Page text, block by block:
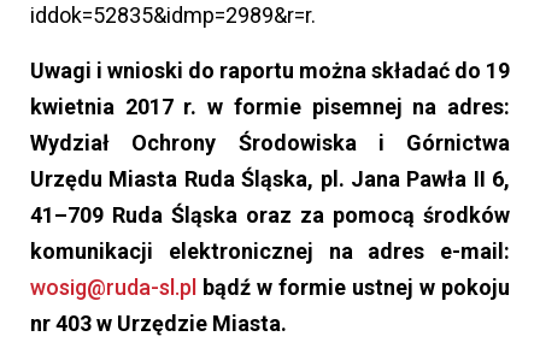
iddok=52835&idmp=2989&r=r.
Uwagi i wnioski do raportu można składać do 19
kwietnia 2017 r. w formie pisemnej na adres:
Wydział Ochrony Środowiska i Górnictwa
Urzędu Miasta Ruda Śląska, pl. Jana Pawła II 6,
41–709 Ruda Śląska oraz za pomocą środków
komunikacji elektronicznej na adres e-mail:
wosig@ruda-sl.pl bądź w formie ustnej w pokoju
nr 403 w Urzędzie Miasta.